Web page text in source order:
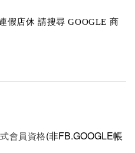
假店休 請搜尋 GOOGLE 商
會員資格(非FB.GOOGLE帳